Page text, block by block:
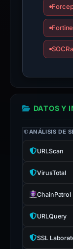
DATOS Y
ANÁLISIS DE
URLScan
VirusTotal
ChainPatrol
URLQuery
SSL